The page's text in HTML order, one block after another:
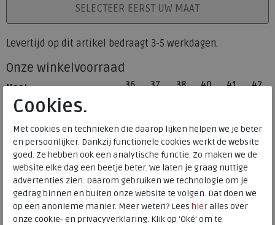
PLAATS IN WINKELMANDSELECTEER EERST UW MAAT
Levertijd op dit artikel bedraagt 3-5 werkdagen.
Onze winkelvoorraad
Maat 36 37 38 40 41
42
Meijerink Heemskerk
HEEMSKERK
Meijerink Hoorn
HOORN
Hulp nodig? bel:0229 760 760
Gratis verzending binnen Nederland*
Voor 14:00 uur besteld = dezelfde werkdag verzonden*
Cookies.
Met cookies en technieken die daarop lijken helpen we je beter
en persoonlijker. Dankzij functionele cookies werkt de website
goed. Ze hebben ook een analytische functie. Zo maken we de
website elke dag een beetje beter. We laten je graag nuttige
advertenties zien. Daarom gebruiken we technologie om je
gedrag binnen en buiten onze website te volgen. Dat doen we
op een anonieme manier. Meer weten? Lees hieralles over
onze cookie- en privacyverklaring. Klik op 'Oké' om te